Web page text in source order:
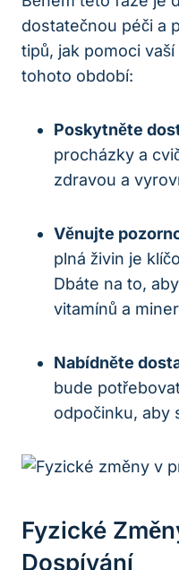
dostatečnou péči a
tipů, jak pomoci
tohoto období:
Poskytněte
procházky a
zdravou a
Věnujte
plná živin je
Dbáte na to,
vitamínů a
Nabídněte
bude
odpočinku, aby
Fyzické
Dospívání